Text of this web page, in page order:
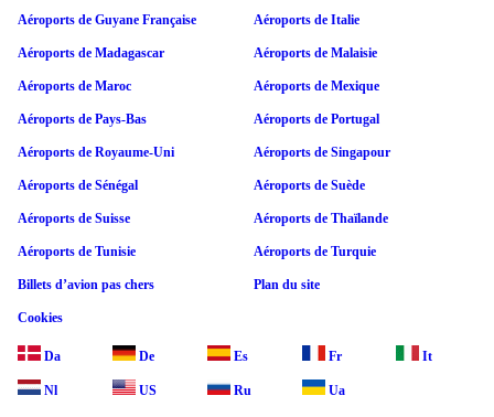
Aéroports de Guyane Française Aéroports de Italie
Aéroports de Madagascar Aéroports de Malaisie
Aéroports de Maroc Aéroports de Mexique
Aéroports de Pays-Bas Aéroports de Portugal
Aéroports de Royaume-Uni Aéroports de Singapour
Aéroports de Sénégal Aéroports de Suède
Aéroports de Suisse Aéroports de Thaïlande
Aéroports de Tunisie Aéroports de Turquie
Billets d’avion pas chers Plan du site
Cookies
Da De Es Fr It
Nl US Ru Ua